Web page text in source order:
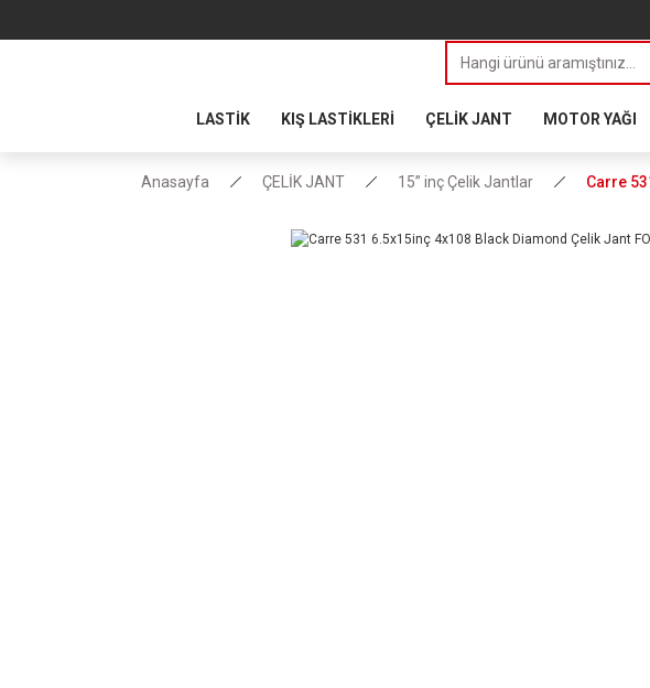
LASTİK KIŞ LASTİKLERİ ÇELİK JANT MOTOR YAĞI
Anasayfa ÇELİK JANT 15” inç Çelik Jantlar Carre